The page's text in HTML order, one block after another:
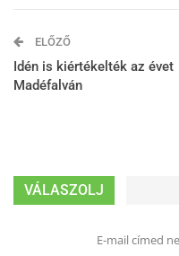
ELŐZŐ
Idén is kiértékelték az évet
Madéfalván
VÁLASZOLJ
E-mail címed